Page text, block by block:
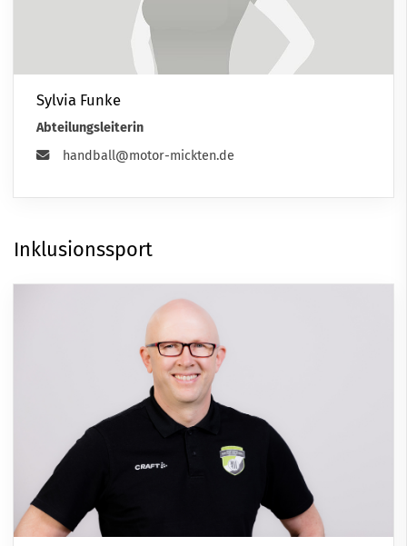
Sylvia Funke
Abteilungsleiterin
handball@motor-mickten.de
Inklusionssport